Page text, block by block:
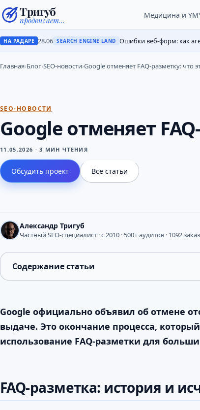
Тригуб
продвигает…
Медицина и
НА РАДАРЕ 28.06 SEARCH ENGINE LAND Ошибки веб-форм: как
Главная›Блог›SEO-новости›Google отменяет FAQ-разметку: что
SEO-НОВОСТИ
Google отменяет
11.05.2026 · 3 МИН ЧТЕНИЯ
Обсудить проект Все статьи
Александр Тригуб
Частный SEO-специалист · с 2010 · 500+ аудитов · 1092
Содержание статьи
Google официально объявил об отмене
выдаче. Это окончание процесса,
использование FAQ-разметки для
FAQ-разметка: история и